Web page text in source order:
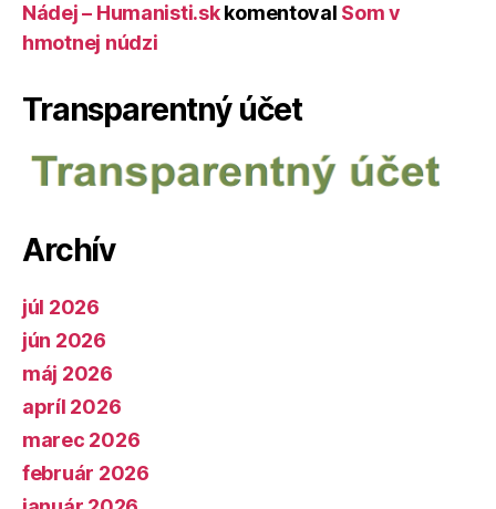
Nádej – Humanisti.skkomentoval Som v
hmotnej núdzi
Transparentný účet
Archív
júl 2026
jún 2026
máj 2026
apríl 2026
marec 2026
február 2026